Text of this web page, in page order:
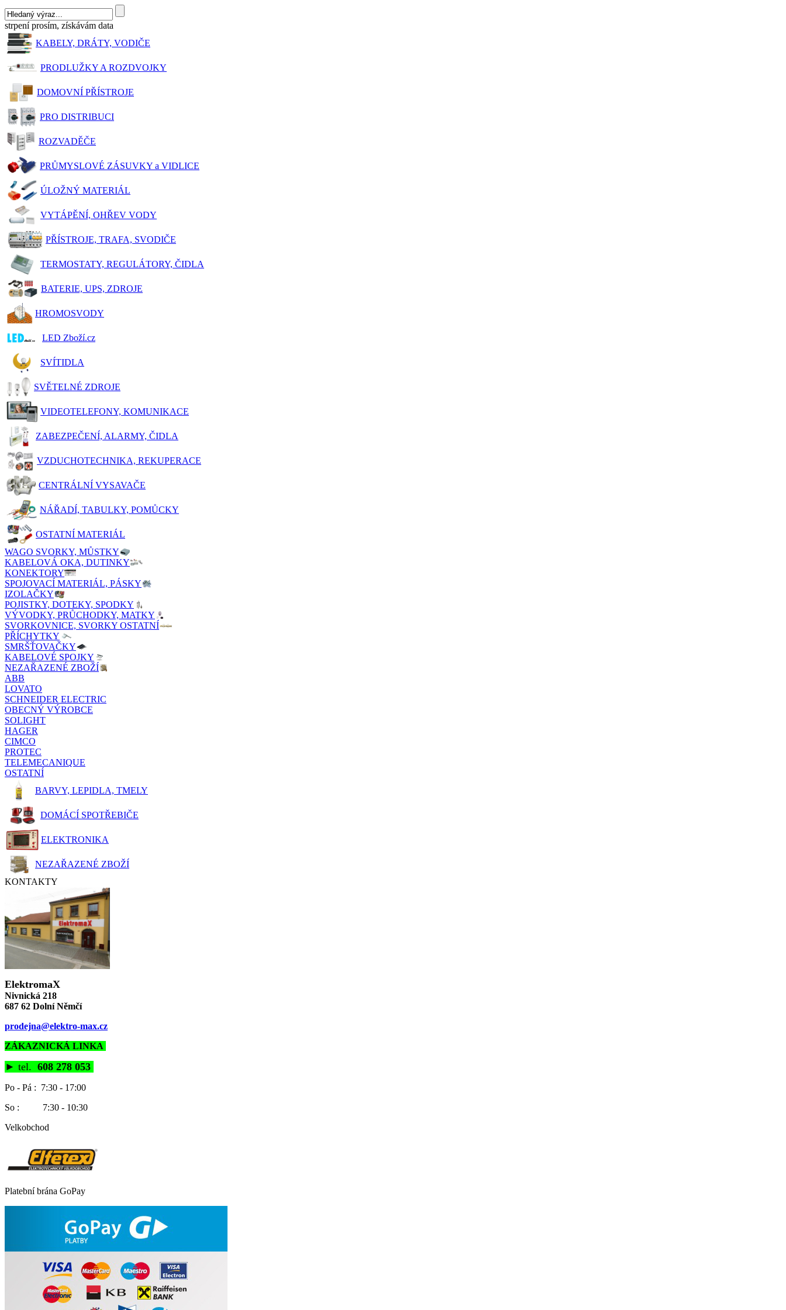
strpení prosím, získávám data
KABELY, DRÁTY, VODIČE
PRODLUŽKY A ROZDVOJKY
DOMOVNÍ PŘÍSTROJE
PRO DISTRIBUCI
ROZVADĚČE
PRŮMYSLOVÉ ZÁSUVKY a VIDLICE
ÚLOŽNÝ MATERIÁL
VYTÁPĚNÍ, OHŘEV VODY
PŘÍSTROJE, TRAFA, SVODIČE
TERMOSTATY, REGULÁTORY, ČIDLA
BATERIE, UPS, ZDROJE
HROMOSVODY
LED Zboží.cz
SVÍTIDLA
SVĚTELNÉ ZDROJE
VIDEOTELEFONY, KOMUNIKACE
ZABEZPEČENÍ, ALARMY, ČIDLA
VZDUCHOTECHNIKA, REKUPERACE
CENTRÁLNÍ VYSAVAČE
NÁŘADÍ, TABULKY, POMŮCKY
OSTATNÍ MATERIÁL
WAGO SVORKY, MŮSTKY
KABELOVÁ OKA, DUTINKY
KONEKTORY
SPOJOVACÍ MATERIÁL, PÁSKY
IZOLAČKY
POJISTKY, DOTEKY, SPODKY
VÝVODKY, PRŮCHODKY, MATKY
SVORKOVNICE, SVORKY OSTATNÍ
PŘÍCHYTKY
SMRŠŤOVAČKY
KABELOVÉ SPOJKY
NEZAŘAZENÉ ZBOŽÍ
ABB
LOVATO
SCHNEIDER ELECTRIC
OBECNÝ VÝROBCE
SOLIGHT
HAGER
CIMCO
PROTEC
TELEMECANIQUE
OSTATNÍ
BARVY, LEPIDLA, TMELY
DOMÁCÍ SPOTŘEBIČE
ELEKTRONIKA
NEZAŘAZENÉ ZBOŽÍ
KONTAKTY
ElektromaX
Nivnická 218
687 62 Dolní Němčí
prodejna@elektro-max.cz
ZÁKAZNICKÁ LINKA
► tel. 608 278 053
Po - Pá : 7:30 - 17:00
So : 7:30 - 10:30
Velkobchod
Platební brána GoPay